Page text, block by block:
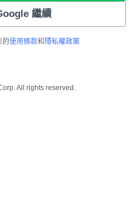
繼續
的使用條款和 隱私權政策
All rights reserved.